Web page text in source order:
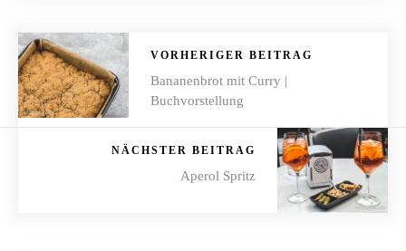
VORHERIGER BEITRAG
Bananenbrot mit Curry |
Buchvorstellung
NÄCHSTER BEITRAG
Aperol Spritz